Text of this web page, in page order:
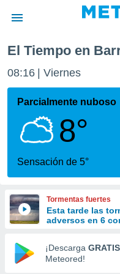
de
por
se
calidad.
a este
las
y
forma
digital
basada
El Tiempo en
08:16 Viernes
Parcialmente nuboso
8°
Sensación de 5°
Tormentas fuertes
Esta tarde las
adversos en 6
¡Descarga GRATIS
Meteored!